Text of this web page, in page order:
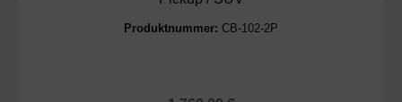
Produktnummer: CB-102-2P